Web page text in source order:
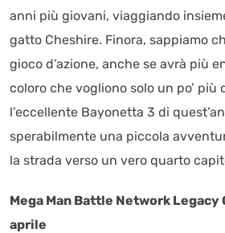
anni più giovani, viaggiando
gatto Cheshire. Finora, sappiamo
gioco d’azione, anche se avrà più
coloro che vogliono solo un po’ più
l’eccellente Bayonetta 3 di
sperabilmente una piccola
la strada verso un vero quarto
Mega Man Battle Network
aprile